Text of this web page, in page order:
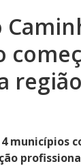
municípios